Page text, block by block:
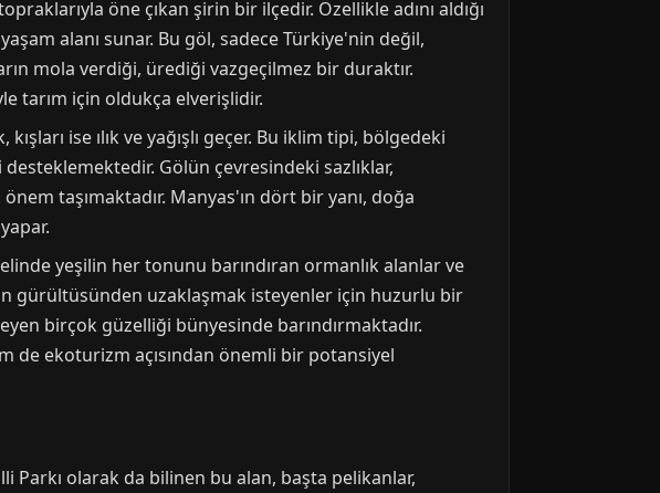
öne çıkan şirin bir ilçedir. Özellikle adını aldığı
alanı sunar. Bu göl, sadece Türkiye'nin değil,
mola verdiği, ürediği vazgeçilmez bir duraktır.
tarım için oldukça elverişlidir.
ise ılık ve yağışlı geçer. Bu iklim tipi, bölgedeki
Gölün çevresindeki sazlıklar,
taşımaktadır. Manyas'ın dört bir yanı, doğa
yeşilin her tonunu barındıran ormanlık alanlar ve
gürültüsünden uzaklaşmak isteyenler için huzurlu bir
birçok güzelliği bünyesinde barındırmaktadır.
de ekoturizm açısından önemli bir potansiyel
Parkı olarak da bilinen bu alan, başta pelikanlar,